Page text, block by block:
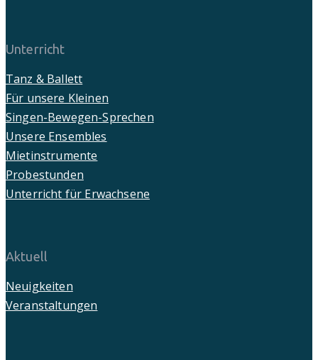
Unterricht
Tanz & Ballett
Für unsere Kleinen
Singen-Bewegen-Sprechen
Unsere Ensembles
Mietinstrumente
Probestunden
Unterricht für Erwachsene
Aktuell
Neuigkeiten
Veranstaltungen